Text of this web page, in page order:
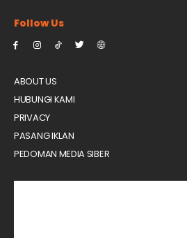
Follow Us
ABOUT US
HUBUNGI KAMI
PRIVACY
PASANG IKLAN
PEDOMAN MEDIA SIBER